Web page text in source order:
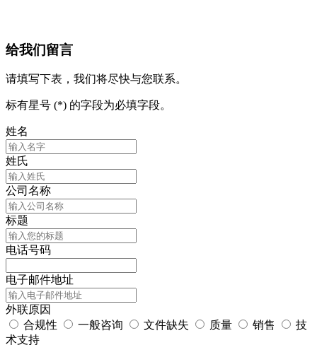
给我们留言
请填写下表，我们将尽快与您联系。
标有星号 (*) 的字段为必填字段。
姓名
姓氏
公司名称
标题
电话号码
电子邮件地址
外联原因
合规性
一般咨询 文件缺失 质量 销售
技
术支持